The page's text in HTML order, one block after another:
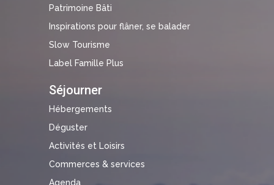
Patrimoine Bâti
Inspirations pour flâner, se balader
Slow Tourisme
Label Famille Plus
Séjourner
Hébergements
Déguster
Activités et Loisirs
Commerces & services
Agenda